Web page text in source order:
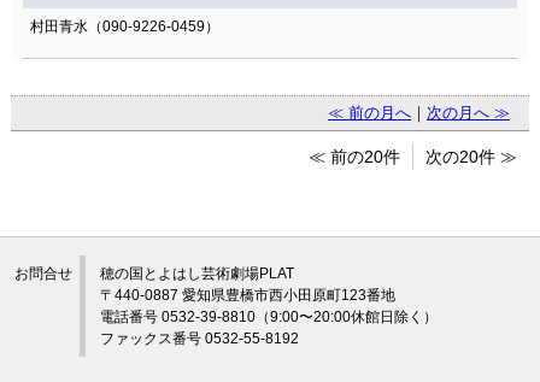
村田青水（090-9226-0459）
≪ 前の月へ ｜次の月へ ≫
≪ 前の20件 次の20件 ≫
お問合せ
穂の国とよはし芸術劇場PLAT
〒440-0887 愛知県豊橋市西小田原町123番地
電話番号 0532-39-8810（9:00〜20:00休館日除く）
ファックス番号 0532-55-8192